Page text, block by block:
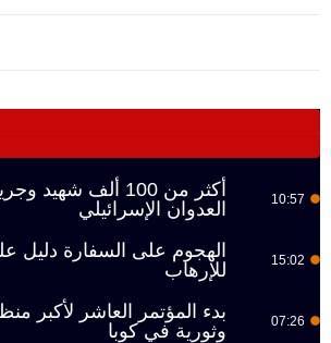
10:57
أكثر من 100 ألف
العدوان الإسرائيلي
15:02
الهجوم على السفارة دليل
للإرهاب
07:26
بدء المؤتمر العاشر لأكبر
وثورية في كوبا